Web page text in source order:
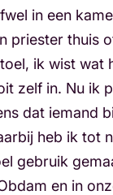
in een
priester thuis
ik wist wat
zelf in. Nu ik
dat iemand
heb ik tot
gebruik
en in